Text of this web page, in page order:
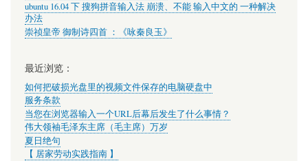
ubuntu 16.04 下 搜狗拼音输入法 崩溃、不能 输入中文的 一种解决
办法
崇祯皇帝 御制诗四首 ：《咏秦良玉》
最近浏览：
如何把破损光盘里的视频文件保存的电脑硬盘中
服务条款
当您在浏览器输入一个URL后幕后发生了什么事情？
伟大领袖毛泽东主席（毛主席）万岁
夏日绝句
【 居家劳动实践指南 】